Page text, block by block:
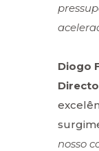
Diogo
nosso